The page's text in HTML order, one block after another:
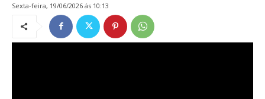
sexta-feira, 19/06/2026 ás 10:13